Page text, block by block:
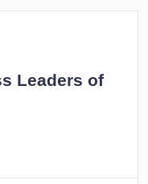
Leaders of